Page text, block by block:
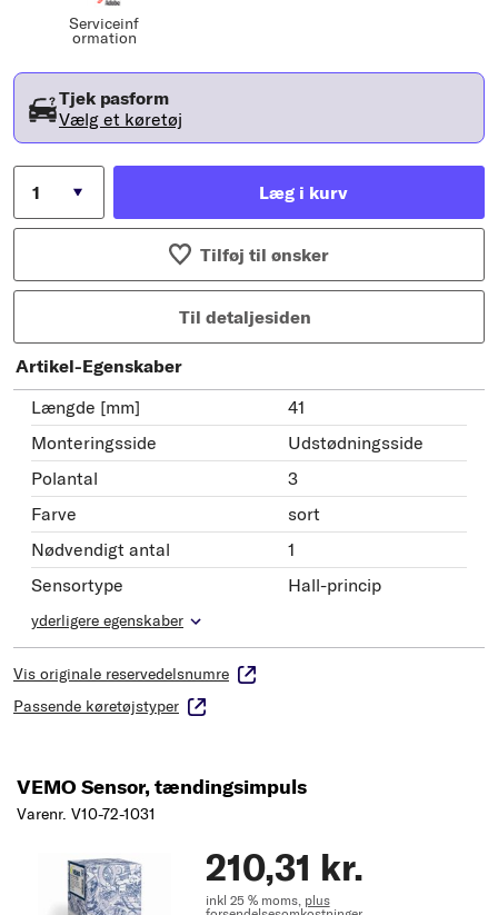
Serviceinf
ormation
Tjek pasform
Vælg et køretøj
Læg i kurv
Tilføj til ønsker
Til detaljesiden
Artikel-Egenskaber
Længde [mm]
41
Monteringsside
Udstødningsside
Polantal
3
Farve
sort
Nødvendigt antal
1
Sensortype
Hall-princip
yderligere egenskaber
Vis originale reservedelsnumre
Passende køretøjstyper
VEMO Sensor, tændingsimpuls
Varenr. V10-72-1031
210,31 kr.
inkl 25 % moms, plus